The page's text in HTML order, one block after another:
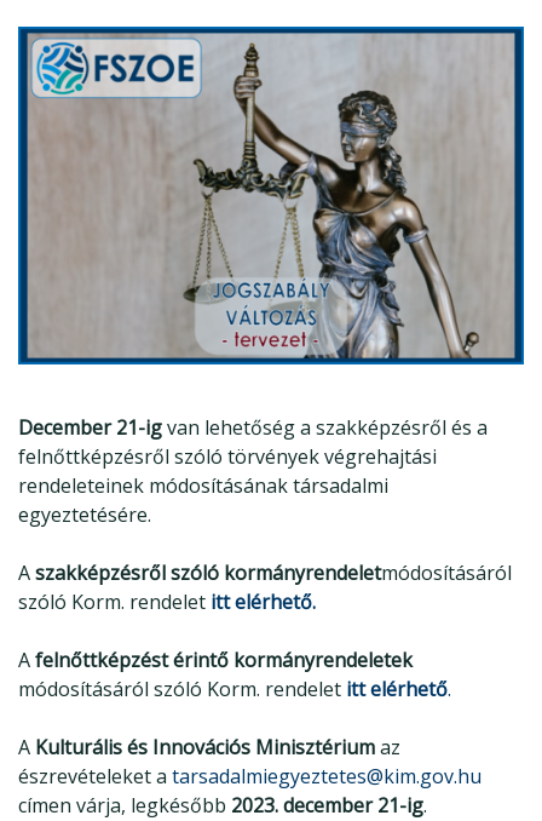
December 21-igvan lehetőség a szakképzésről és a
felnőttképzésről szóló törvények végrehajtási
rendeleteinek módosításának társadalmi
egyeztetésére.
Aszakképzésről szóló kormányrendeletmódosításáról
szóló Korm. rendelet itt elérhető.
Afelnőttképzést érintő kormányrendeletek
módosításáról szóló Korm. rendelet itt elérhető.
A Kulturális és Innovációs Minisztériumaz
észrevételeket a tarsadalmiegyeztetes@kim.gov.hu
címen várja, legkésőbb 2023. december 21-ig.